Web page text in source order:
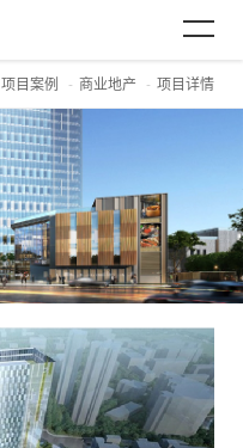
项目案例 商业地产 项目详情